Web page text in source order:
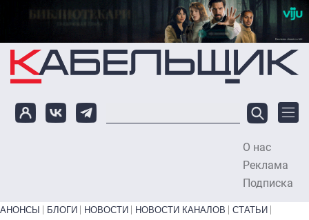
Перейти к основному содержанию
О нас
Реклама
Подписка
Primary links bottom
АНОНСЫ БЛОГИ НОВОСТИ НОВОСТИ КАНАЛОВ
СТАТЬИ